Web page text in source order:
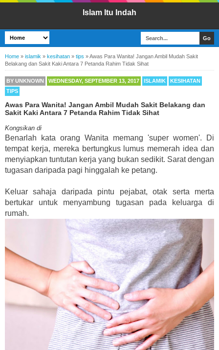
Islam Itu Indah
Home » islamik » kesihatan » tips »Awas Para Wanita! Jangan Ambil Mudah Sakit
Belakang dan Sakit Kaki Antara 7 Petanda Rahim Tidak Sihat
BY UNKNOWN WEDNESDAY, SEPTEMBER 13, 2017 ISLAMIK
KESIHATAN
TIPS
Awas Para Wanita! Jangan Ambil Mudah Sakit Belakang dan
Sakit Kaki Antara 7 Petanda Rahim Tidak Sihat
Kongsikan di
Benarlah kata orang Wanita memang 'super women'. Di
tempat kerja, mereka bertungkus lumus memerah idea dan
menyiapkan tuntutan kerja yang bukan sedikit. Sarat dengan
tugasan daripada pagi hinggalah ke petang.
Keluar sahaja daripada pintu pejabat, otak serta merta
bertukar untuk menyambung tugasan pada keluarga di
rumah.